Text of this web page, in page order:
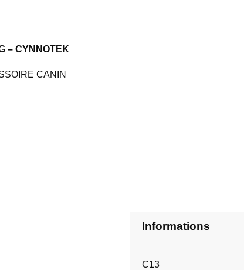
– CYNNOTEK
CANIN
Informations
C13